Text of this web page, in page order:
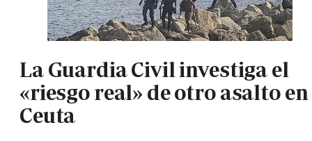
La Guardia Civil investiga el
«riesgo real» de otro asalto en
Ceuta